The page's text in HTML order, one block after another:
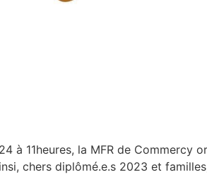
à 11heures, la MFR de Commercy
chers diplômé.e.s 2023 et